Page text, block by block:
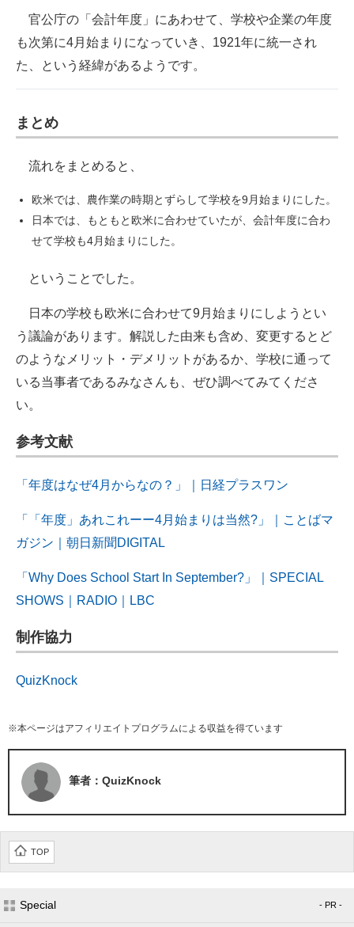
官公庁の「会計年度」にあわせて、学校や企業の年度
も次第に4月始まりになっていき、1921年に統一され
た、という経緯があるようです。
まとめ
流れをまとめると、
欧米では、農作業の時期とずらして学校を9月始まりにした。
日本では、もともと欧米に合わせていたが、会計年度に合わ
せて学校も4月始まりにした。
ということでした。
日本の学校も欧米に合わせて9月始まりにしようとい
う議論があります。解説した由来も含め、変更するとど
のようなメリット・デメリットがあるか、学校に通って
いる当事者であるみなさんも、ぜひ調べてみてくださ
い。
参考文献
「年度はなぜ4月からなの？」｜日経プラスワン
「「年度」あれこれーー4月始まりは当然?」｜ことばマ
ガジン｜朝日新聞DIGITAL
「Why Does School Start In September?」｜SPECIAL
SHOWS｜RADIO｜LBC
制作協力
QuizKnock
※本ページはアフィリエイトプログラムによる収益を得ています
筆者：QuizKnock
TOP
Special - PR -